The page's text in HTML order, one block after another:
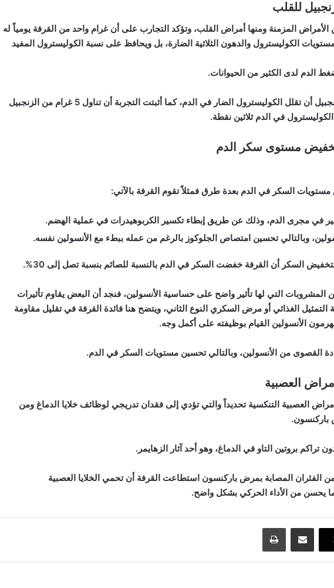
للقلب
الأمراض المزمنة ومنها أمراض القلب، وتؤكد التجارب على أن غرام واحد من القرفة يومياً له
الكوليسترول و الدهون الثلاثية الضارة، بل ويحافظ على نسبة الكوليسترول المفيد
الدم لدى الكثير من الحيوانات.
أن تقلل الكوليسترول الضار في الدم، كما أثبتت التجربة أن تناول 5 غرام من الزنجبيل
الكوليسترول في الدم ثلاثين نقطة.
مستوى سكر الدم
السكر في الدم بعدة طرق فمثلاً تقوم القرفة بالآتي:
في مجرى الدم، وذلك عن طريق إبطاء تكسير الكربوهيدرات في عملية الهضم.
وبالتالي تحسين امتصاص الجلوكوز بالرغم من عمله ببطء مع الأنسولين نفسه.
السكر أن القرفة خفضت السكر في الدم بالنسبة للصائم بنسبة تصل إلى 30%.
المشروبات التي لها تأثير واضح على حساسية الأنسولين، فنجد أن البعض يقاوم تأثيرات
التمثيل الغذائي أو مرض السكري النوع الثاني، ويتضح هنا فائدة القرفة في تقليل مقاومة
الأنسولين القيام بوظيفته على أكمل وجه.
القصوى من الأنسولين، وبالتالي تحسين مستويات السكر في الدم.
العصبية
العصبية التنكسية تحديداً والتي تؤدي إلى فقدان تدريجي لوظائف خلايا الدماغ ومن
بروتين التاو في الدماغ، وهو أحد آثار الزهايمر.
الفئران المصابة بمرض باركنسون استطاعت القرفة أن تحمي الخلايا العصبية
يحسن من الأداء الحركي بشكل واضح.
مشاركة عبر البريد طباعة